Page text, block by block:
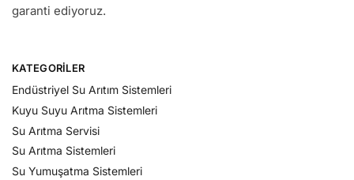
garanti ediyoruz.
KATEGORILER
Endüstriyel Su Arıtım Sistemleri
Kuyu Suyu Arıtma Sistemleri
Su Arıtma Servisi
Su Arıtma Sistemleri
Su Yumuşatma Sistemleri